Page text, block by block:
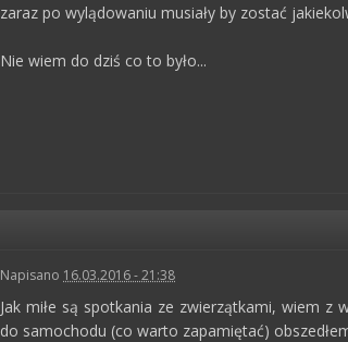
zaraz po wylądowaniu musiały by zostać
Nie wiem do dziś co to było...
Napisano 16.03.2016 - 21:38
Jak miłe są spotkania ze zwierzątkami, wiem z
do samochodu (co warto zapamiętać)